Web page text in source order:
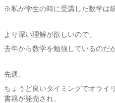
※私が学生の時に受講した数学は
より深い理解が欲しいので、
去年から数学を勉強しているのだが
先週、
ちょうど良いタイミングでオライ
書籍が発売され、